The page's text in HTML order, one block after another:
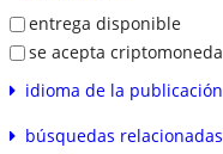
entrega disponible
se acepta criptomoneda
idioma de la publicación
búsquedas relacionadas